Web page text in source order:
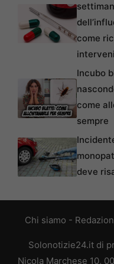
come
Incubo
come
sempre
deve
Chi siamo -
Solonotizie24.it di
Nicola Marchese 10,